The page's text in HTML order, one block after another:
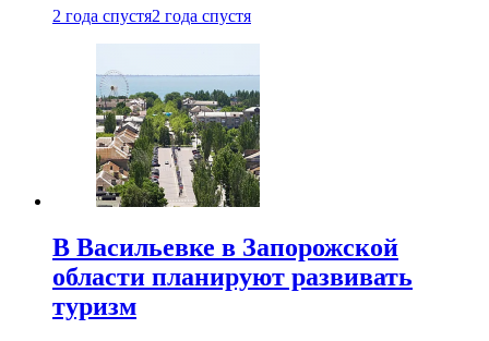
2 года спустя2 года спустя
В Васильевке в Запорожской
области планируют развивать
туризм